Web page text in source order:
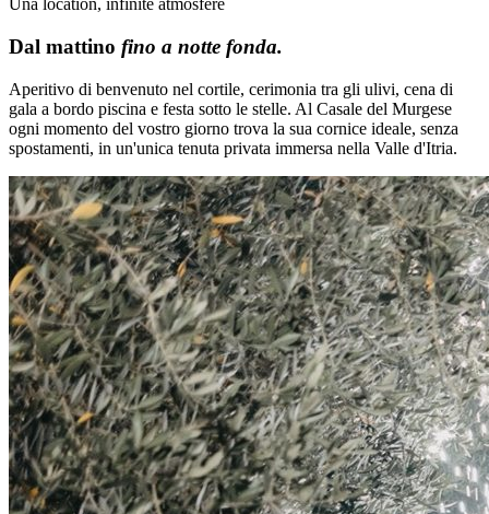
Una location, infinite atmosfere
Dal mattino fino a notte fonda.
Aperitivo di benvenuto nel cortile, cerimonia tra gli ulivi, cena di
gala a bordo piscina e festa sotto le stelle. Al Casale del Murgese
ogni momento del vostro giorno trova la sua cornice ideale, senza
spostamenti, in un'unica tenuta privata immersa nella Valle d'Itria.